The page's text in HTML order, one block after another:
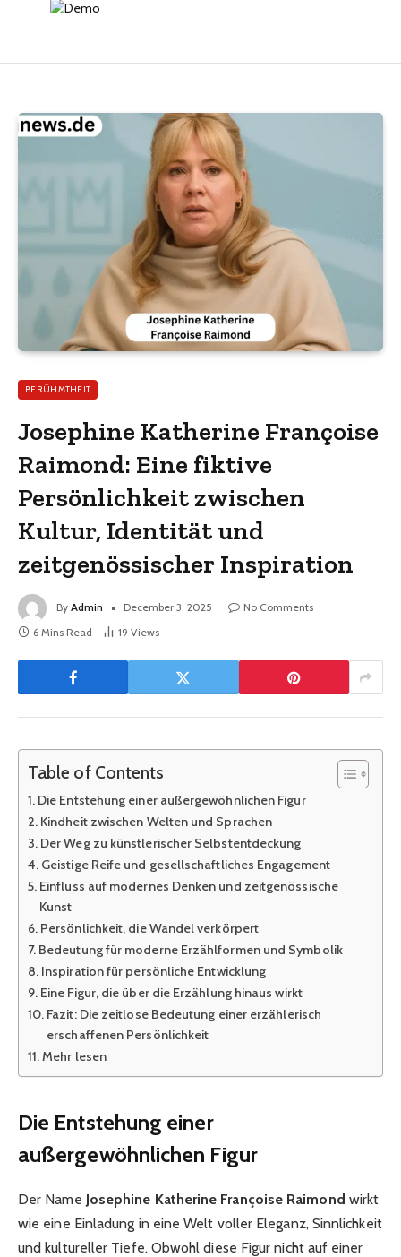
BERÜHMTHEIT
Josephine Katherine Françoise
Raimond: Eine fiktive
Persönlichkeit zwischen
Kultur, Identität und
zeitgenössischer Inspiration
By Admin December 3, 2025
No Comments
6 Mins Read
19 Views
Table of Contents
Die Entstehung einer außergewöhnlichen Figur
Kindheit zwischen Welten und Sprachen
Der Weg zu künstlerischer Selbstentdeckung
Geistige Reife und gesellschaftliches Engagement
Einfluss auf modernes Denken und zeitgenössische
Kunst
Persönlichkeit, die Wandel verkörpert
Bedeutung für moderne Erzählformen und Symbolik
Inspiration für persönliche Entwicklung
Eine Figur, die über die Erzählung hinaus wirkt
Fazit: Die zeitlose Bedeutung einer erzählerisch
erschaffenen Persönlichkeit
Mehr lesen
Die Entstehung einer
außergewöhnlichen Figur
Der Name Josephine Katherine Françoise Raimond wirkt
wie eine Einladung in eine Welt voller Eleganz, Sinnlichkeit
und kultureller Tiefe. Obwohl diese Figur nicht auf einer